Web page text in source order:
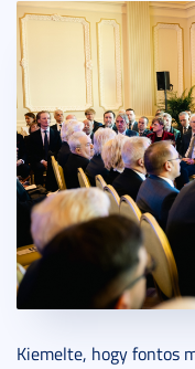
Kiemelte, hogy fontos